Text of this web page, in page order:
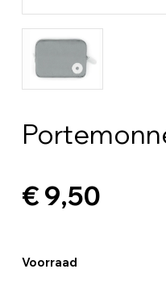
€ 9,50
Voorraad